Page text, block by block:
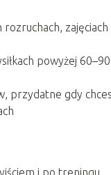
zajęciach
powyżej 60–90
przydatne gdy
i po treningu